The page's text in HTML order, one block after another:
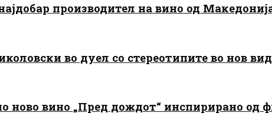
производител на вино од
во дуел со стереотипите во нов
ново вино „Пред дождот“ инспирирано